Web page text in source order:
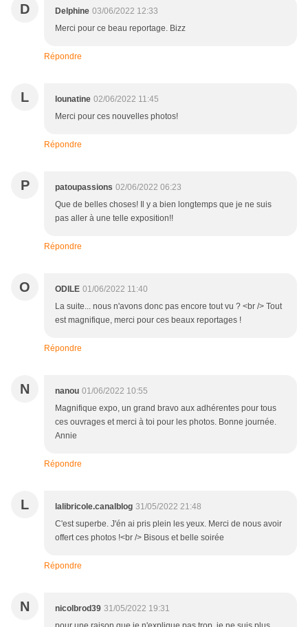
D Delphine 03/06/2022 12:33
Merci pour ce beau reportage. Bizz
Répondre
L lounatine 02/06/2022 11:45
Merci pour ces nouvelles photos!
Répondre
P patoupassions 02/06/2022 06:23
Que de belles choses! Il y a bien longtemps que je ne suis
pas aller à une telle exposition!!
Répondre
O ODILE 01/06/2022 11:40
La suite... nous n'avons donc pas encore tout vu ? <br /> Tout
est magnifique, merci pour ces beaux reportages !
Répondre
N nanou 01/06/2022 10:55
Magnifique expo, un grand bravo aux adhérentes pour tous
ces ouvrages et merci à toi pour les photos. Bonne journée.
Annie
Répondre
L lalibricole.canalblog 31/05/2022 21:48
C'est superbe. J'én ai pris plein les yeux. Merci de nous avoir
offert ces photos !<br /> Bisous et belle soirée
Répondre
N nicolbrod39 31/05/2022 19:31